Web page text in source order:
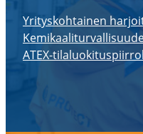
Yritys­koh­tainen
ATEX-​